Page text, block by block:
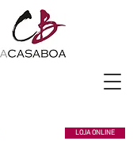
LOJA ONLINE